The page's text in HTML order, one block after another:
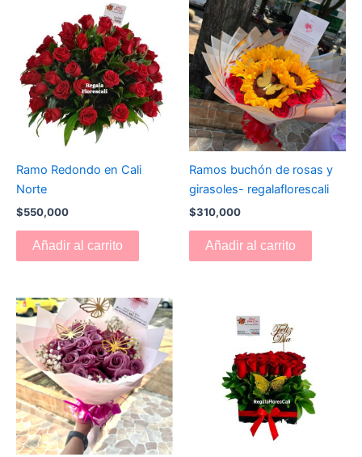
Ramo Redondo en Cali
Norte
$550,000
Añadir al carrito
Ramos buchón de rosas y
girasoles- regalaflorescali
$310,000
Añadir al carrito